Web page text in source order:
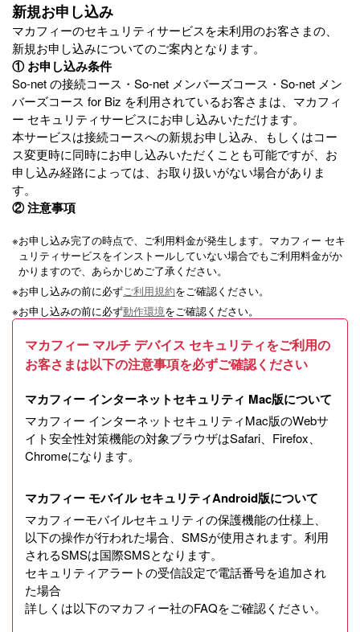
新規お申し込み
マカフィーのセキュリティサービスを未利用のお客さまの、
新規お申し込みについてのご案内となります。
① お申し込み条件
So-net の接続コース・So-net メンバーズコース・So-net メン
バーズコース for Biz を利用されているお客さまは、マカフィ
ー セキュリティサービスにお申し込みいただけます。
本サービスは接続コースへの新規お申し込み、もしくはコー
ス変更時に同時にお申し込みいただくことも可能ですが、お
申し込み経路によっては、お取り扱いがない場合がありま
す。
② 注意事項
※お申し込み完了の時点で、ご利用料金が発生します。マカフィー セキ
ュリティサービスをインストールしていない場合でもご利用料金がか
かりますので、あらかじめご了承ください。
※お申し込みの前に必ずご利用規約をご確認ください。
※お申し込みの前に必ず動作環境をご確認ください。
マカフィー マルチ デバイス セキュリティをご利用の
お客さまは以下の注意事項を必ずご確認ください
マカフィー インターネットセキュリティ Mac版について
マカフィー インターネットセキュリティMac版のWebサ
イト安全性対策機能の対象ブラウザはSafari、Firefox、
Chromeになります。
マカフィー モバイル セキュリティAndroid版について
マカフィーモバイルセキュリティの保護機能の仕様上、
以下の操作が行われた場合、SMSが使用されます。利用
されるSMSは国際SMSとなります。
セキュリティアラートの受信設定で電話番号を追加され
た場合
詳しくは以下のマカフィー社のFAQをご確認ください。